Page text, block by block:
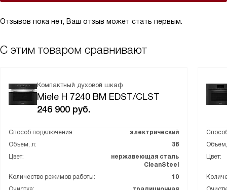
Отзывов пока нет, Ваш отзыв может стать первым.
С этим товаром сравнивают
Компактный духовой шкаф
Miele H 7240 BM EDST/CLST
246 900 руб.
Способ подключения:
электрический
Объем, л:
38
Цвет:
нержавеющая сталь
CleanSteel
Количество режимов работы:
10
Цвет: